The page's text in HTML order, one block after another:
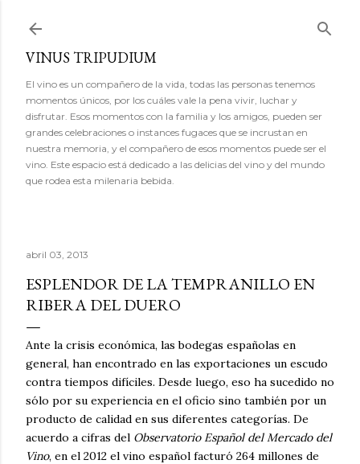
VINUS TRIPUDIUM
El vino es un compañero de la vida, todas las personas tenemos
momentos únicos, por los cuáles vale la pena vivir, luchar y
disfrutar. Esos momentos con la familia y los amigos, pueden ser
grandes celebraciones o instances fugaces que se incrustan en
nuestra memoria, y el compañero de esos momentos puede ser el
vino. Este espacio está dedicado a las delicias del vino y del mundo
que rodea esta milenaria bebida.
abril 03, 2013
ESPLENDOR DE LA TEMPRANILLO EN
RIBERA DEL DUERO
Ante la crisis económica, las bodegas españolas en
general, han encontrado en las exportaciones un escudo
contra tiempos difíciles. Desde luego, eso ha sucedido no
sólo por su experiencia en el oficio sino también por un
producto de calidad en sus diferentes categorías. De
acuerdo a cifras del Observatorio Español del Mercado del
Vino, en el 2012 el vino español facturó 264 millones de